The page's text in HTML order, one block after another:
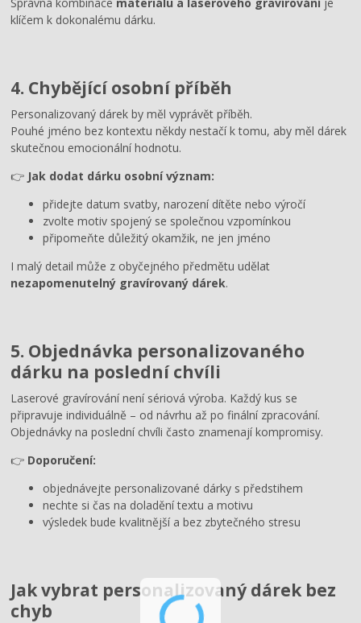
klíčem k dokonalému dárku.
4. Chybějící osobní příběh
Personalizovaný dárek by měl vyprávět příběh.
Pouhé jméno bez kontextu někdy nestačí k tomu, aby měl dárek
skutečnou emocionální hodnotu.
👉 Jak dodat dárku osobní význam:
přidejte datum svatby, narození dítěte nebo výročí
zvolte motiv spojený se společnou vzpomínkou
připomeňte důležitý okamžik, ne jen jméno
I malý detail může z obyčejného předmětu udělat
nezapomenutelný gravírovaný dárek.
5. Objednávka personalizovaného
dárku na poslední chvíli
Laserové gravírování není sériová výroba. Každý kus se
připravuje individuálně – od návrhu až po finální zpracování.
Objednávky na poslední chvíli často znamenají kompromisy.
👉 Doporučení:
objednávejte personalizované dárky s předstihem
nechte si čas na doladění textu a motivu
výsledek bude kvalitnější a bez zbytečného stresu
Jak vybrat personalizovaný dárek bez
chyb